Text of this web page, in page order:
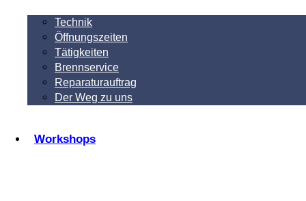
Technik
Öffnungszeiten
Tätigkeiten
Brennservice
Reparaturauftrag
Der Weg zu uns
Workshops